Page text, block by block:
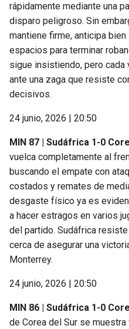
rápidamente mediante una
disparo peligroso. Sin
mantiene firme, anticipa
espacios para terminar
sigue insistiendo, pero cada
ante una zaga que resiste
decisivos.
24 junio, 2026 | 20:50
MIN 87 | Sudáfrica 1-0
vuelca completamente al
buscando el empate con
costados y remates de
desgaste físico ya es
a hacer estragos en varios
del partido. Sudáfrica
cerca de asegurar una
Monterrey.
24 junio, 2026 | 20:50
MIN 86 | Sudáfrica 1-0
de Corea del Sur se